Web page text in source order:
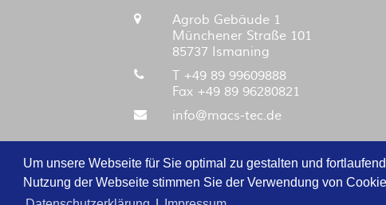
Um unsere Webseite für Sie optimal zu gestalten und
Nutzung der Webseite stimmen Sie der Verwendung von
Agrob Gebäude 1
Münchener Straße 101
85737 Ismaning
T +49 89 99609888
Fax +49 89 96280821
info@macs-tec.de